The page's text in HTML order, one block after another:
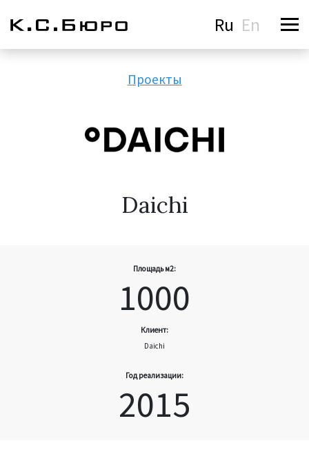
Ru En
Проекты
Daichi
Площадь м2:
1000
Клиент:
Daichi
Год реализации:
2015